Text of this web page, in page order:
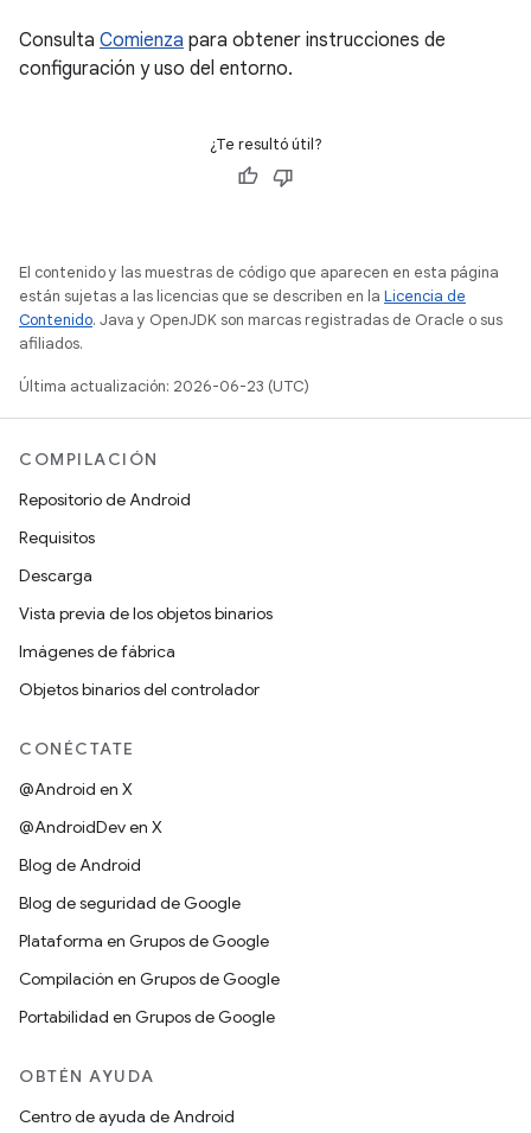
Consulta Comienza para obtener instrucciones de
configuración y uso del entorno.
¿Te resultó útil?
El contenido y las muestras de código que aparecen en esta página
están sujetas a las licencias que se describen en la Licencia de
Contenido. Java y OpenJDK son marcas registradas de Oracle o sus
afiliados.
Última actualización: 2026-06-23 (UTC)
COMPILACIÓN
Repositorio de Android
Requisitos
Descarga
Vista previa de los objetos binarios
Imágenes de fábrica
Objetos binarios del controlador
CONÉCTATE
@Android en X
@AndroidDev en X
Blog de Android
Blog de seguridad de Google
Plataforma en Grupos de Google
Compilación en Grupos de Google
Portabilidad en Grupos de Google
OBTÉN AYUDA
Centro de ayuda de Android